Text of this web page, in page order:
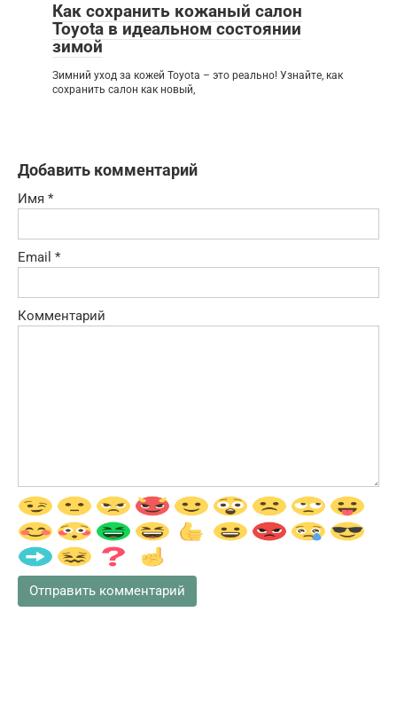
Как сохранить кожаный салон
Toyota в идеальном состоянии
зимой
Зимний уход за кожей Toyota – это реально! Узнайте, как
сохранить салон как новый,
Добавить комментарий
Имя *
Email *
Комментарий